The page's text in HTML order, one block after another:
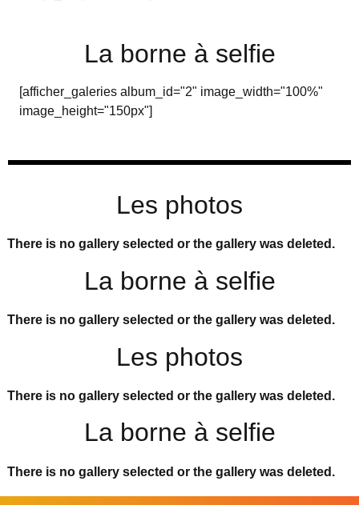
La borne à selfie
[afficher_galeries album_id="2" image_width="100%"
image_height="150px"]
Les photos
There is no gallery selected or the gallery was deleted.
La borne à selfie
There is no gallery selected or the gallery was deleted.
Les photos
There is no gallery selected or the gallery was deleted.
La borne à selfie
There is no gallery selected or the gallery was deleted.